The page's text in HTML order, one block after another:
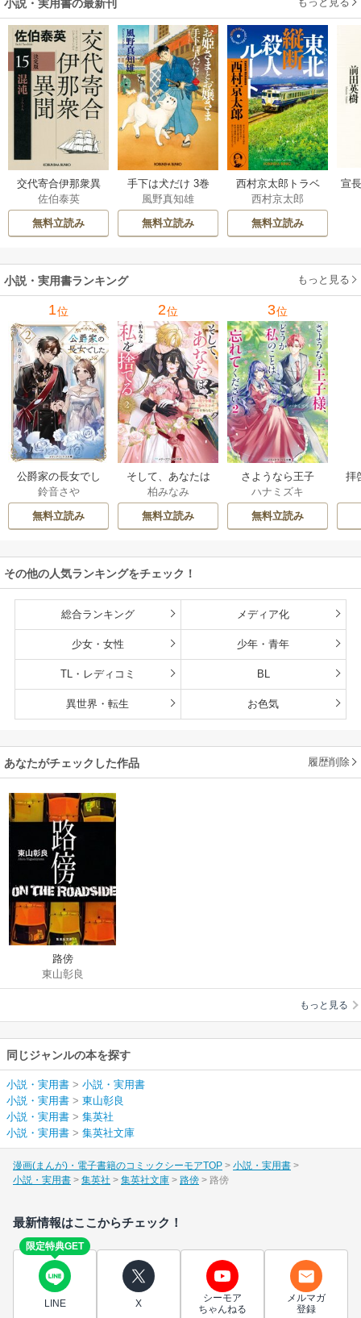
小説・実用書の最新刊
交代寄合伊那衆異
聞 15巻
佐伯泰英
無料立読み
手下は犬だけ 3巻
風野真知雄
無料立読み
西村京太郎トラベ
ルミステリー・セ
レクション 2巻
西村京太郎
無料立読み
宣
小説・実用書ランキング もっと見る
1位
公爵家の長女でし
た
鈴音さや
無料立読み
2位
そして、あなたは
私を捨てる
柏みなみ
無料立読み
3位
さようなら王子
様、どうか私のこ
とは忘れてくださ
い
ハナミズキ
無料立読み
拝
その他の人気ランキングをチェック！
総合ランキング メディア化
少女・女性 少年・青年
TL・レディコミ BL
異世界・転生 お色気
あなたがチェックした作品 履歴削除
路傍
東山彰良
もっと見る
同じジャンルの本を探す
小説・実用書 > 小説・実用書
小説・実用書 > 東山彰良
小説・実用書 > 集英社
小説・実用書 > 集英社文庫
漫画(まんが)・電子書籍のコミックシーモアTOP
小説・実用書
小説・実用書
集英社 集英社文庫 路傍 路傍
最新情報はここからチェック！
限定特典GET
LINE X
シーモア
ちゃんねる
メルマガ
登録